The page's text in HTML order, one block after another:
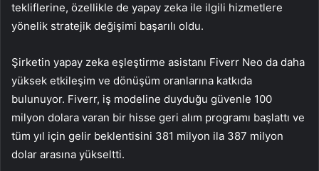
tekliflerine, özellikle de yapay zeka ile ilgili hizmetlere
yönelik stratejik değişimi başarılı oldu.
Şirketin yapay zeka eşleştirme asistanı Fiverr Neo da daha
yüksek etkileşim ve dönüşüm oranlarına katkıda
bulunuyor. Fiverr, iş modeline duyduğu güvenle 100
milyon dolara varan bir hisse geri alım programı başlattı ve
tüm yıl için gelir beklentisini 381 milyon ila 387 milyon
dolar arasına yükseltti.